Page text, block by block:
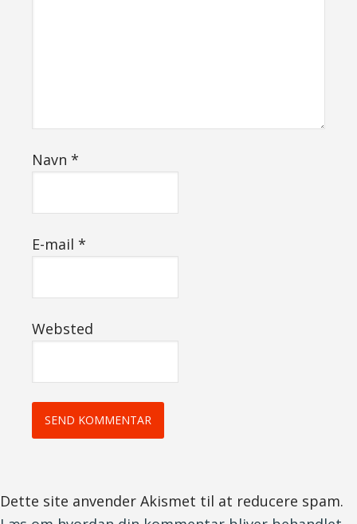
Navn *
E-mail *
Websted
Dette site anvender Akismet til at reducere spam.